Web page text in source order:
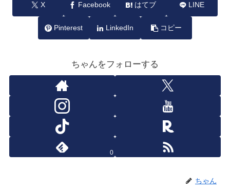
X Facebook はてブ LINE
Pinterest LinkedIn コピー
ちゃんをフォローする
0
ちゃん